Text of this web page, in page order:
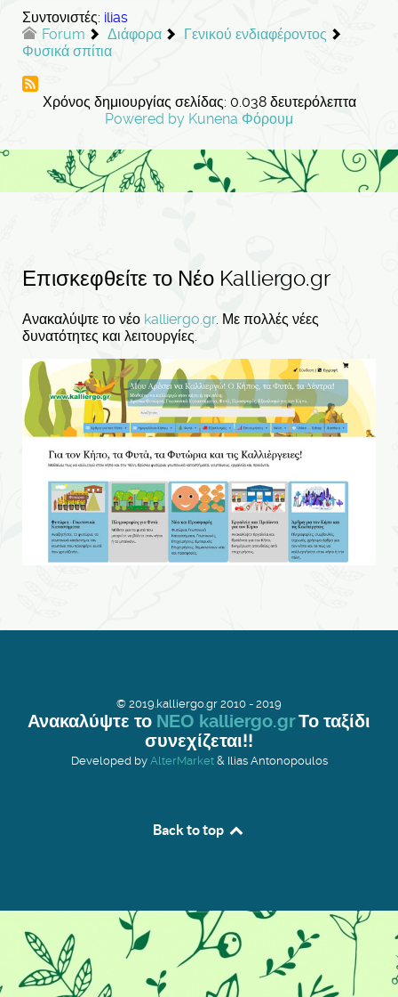
Συντονιστές: ilias
Forum
Διάφορα
Γενικού ενδιαφέροντος
Φυσικά σπίτια
Χρόνος δημιουργίας σελίδας: 0.038 δευτερόλεπτα
Powered by Kunena Φόρουμ
Επισκεφθείτε το Νέο Kalliergo.gr
Ανακαλύψτε το νέο kalliergo.gr. Με πολλές νέες
δυνατότητες και λειτουργίες.
© 2019.kalliergo.gr 2010 - 2019
Ανακαλύψτε το ΝΕΟ kalliergo.grΤο ταξίδι
συνεχίζεται!!
Developed by AlterMarket& Ilias Antonopoulos
Back to top